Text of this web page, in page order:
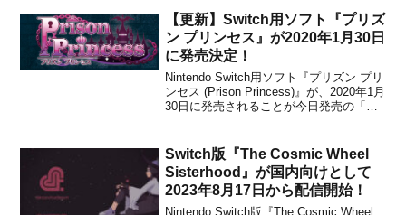
ウン短いカウントダウンですが発売カウ
ントダウンをリバイバ...
【更新】Switch用ソフト『プリズ
ン プリンセス』が2020年1月30日
に発売決定！
Nintendo Switch用ソフト『プリズン プリ
ンセス (Prison Princess)』が、2020年1月
30日に発売されることが今日発売の「週
ド専用で、販売価格は1,800円(税抜)に...
Switch版『The Cosmic Wheel
Sisterhood』が国内向けとして
2023年8月17日から配信開始！
Nintendo Switch版『The Cosmic Wheel